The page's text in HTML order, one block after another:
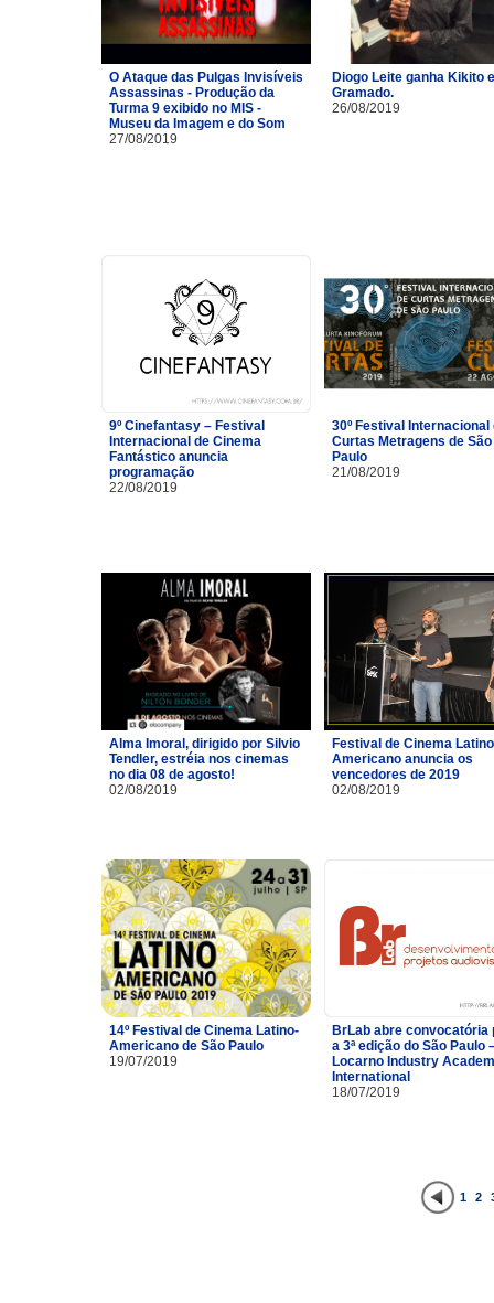
O Ataque das Pulgas Invisíveis
Assassinas - Produção da
Turma 9 exibido no MIS -
Museu da Imagem e do Som
27/08/2019
Diogo Leite ganha Kikito
Gramado.
26/08/2019
9º Cinefantasy – Festival
Internacional de Cinema
Fantástico anuncia
programação
22/08/2019
30º Festival Internacional
Curtas Metragens de São
Paulo
21/08/2019
Alma Imoral, dirigido por Silvio
Tendler, estréia nos cinemas
no dia 08 de agosto!
02/08/2019
Festival de Cinema
Americano anuncia os
vencedores de 2019
02/08/2019
14º Festival de Cinema Latino-
Americano de São Paulo
19/07/2019
BrLab abre convocatória
a 3ª edição do São Paulo
Locarno Industry
International
18/07/2019
1 2